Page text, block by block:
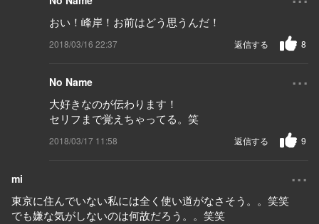
おい！峰岸！お前はどう思うんだ！
2018/03/16 22:37 8
返信する
No Name ...
大好きなのが伝わります！
セリフまで覚えちゃってる。笑
2018/03/17 11:58 9
返信する
mi ...
東京に住んでいない私には全く使い道がなさそう。。笑笑
でも嫌な気がしないのは何故だろう。。笑笑